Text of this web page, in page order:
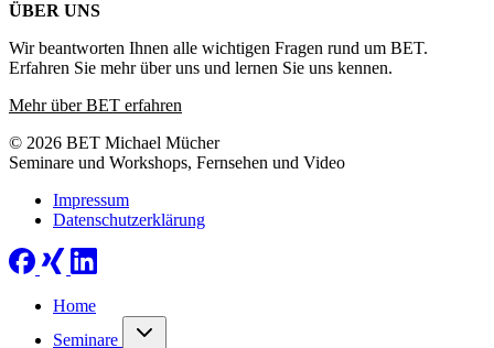
ÜBER UNS
Wir beantworten Ihnen alle wichtigen Fragen rund um BET.
Erfahren Sie mehr über uns und lernen Sie uns kennen.
Mehr über BET erfahren
© 2026 BET Michael Mücher
Seminare und Workshops, Fernsehen und Video
Impressum
Datenschutzerklärung
Home
Seminare